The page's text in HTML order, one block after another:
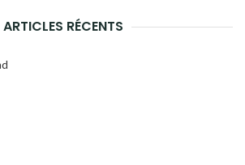
ARTICLES RÉCENTS